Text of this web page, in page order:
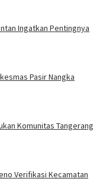
Ingatkan Pentingnya
Pasir Nangka
Komunitas Tangerang
Verifikasi Kecamatan